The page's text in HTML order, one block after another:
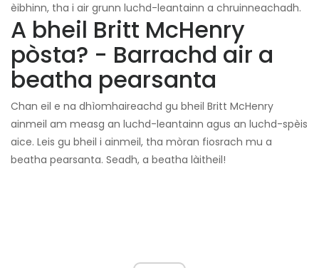
èibhinn, tha i air grunn luchd-leantainn a chruinneachadh.
A bheil Britt McHenry
pòsta? - Barrachd air a
beatha pearsanta
Chan eil e na dhìomhaireachd gu bheil Britt McHenry
ainmeil am measg an luchd-leantainn agus an luchd-spèis
aice. Leis gu bheil i ainmeil, tha mòran fiosrach mu a
beatha pearsanta. Seadh, a beatha làitheil!